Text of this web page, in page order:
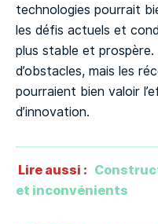
technologies pourrait
les défis actuels et
plus stable et
d’obstacles, mais les
pourraient bien valoir
d’innovation.
Lire aussi :
et inconvénients